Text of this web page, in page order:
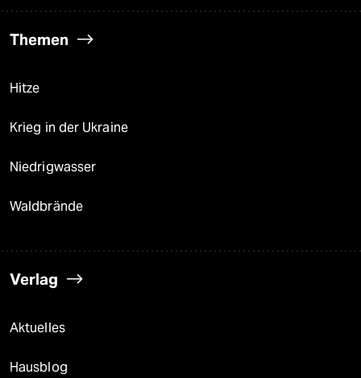
Themen
Hitze
Krieg in der Ukraine
Niedrigwasser
Waldbrände
Verlag
Aktuelles
Hausblog